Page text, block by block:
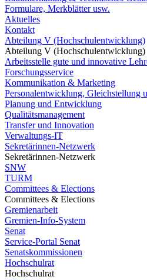
Formulare, Merkblätter usw.
Aktuelles
Kontakt
Abteilung V (Hochschulentwicklung)
Abteilung V (Hochschulentwicklung)
Arbeitsstelle gute und innovative
Forschungsservice
Kommunikation & Marketing
Personalentwicklung, Gleichstellung
Planung und Entwicklung
Qualitätsmanagement
Transfer und Innovation
Verwaltungs-IT
Sekretärinnen-Netzwerk
Sekretärinnen-Netzwerk
SNW
TURM
Committees & Elections
Committees & Elections
Gremienarbeit
Gremien-Info-System
Senat
Service-Portal Senat
Senatskommissionen
Hochschulrat
Hochschulrat